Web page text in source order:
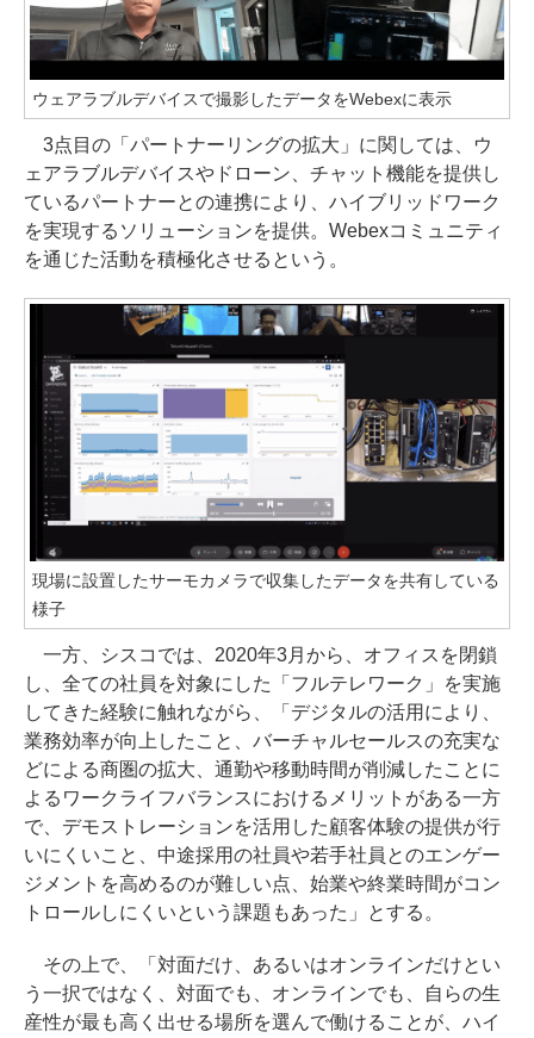
ウェアラブルデバイスで撮影したデータをWebexに表示
3点目の「パートナーリングの拡大」に関しては、ウ
ェアラブルデバイスやドローン、チャット機能を提供し
ているパートナーとの連携により、ハイブリッドワーク
を実現するソリューションを提供。Webexコミュニティ
を通じた活動を積極化させるという。
現場に設置したサーモカメラで収集したデータを共有している
様子
一方、シスコでは、2020年3月から、オフィスを閉鎖
し、全ての社員を対象にした「フルテレワーク」を実施
してきた経験に触れながら、「デジタルの活用により、
業務効率が向上したこと、バーチャルセールスの充実な
どによる商圏の拡大、通勤や移動時間が削減したことに
よるワークライフバランスにおけるメリットがある一方
で、デモストレーションを活用した顧客体験の提供が行
いにくいこと、中途採用の社員や若手社員とのエンゲー
ジメントを高めるのが難しい点、始業や終業時間がコン
トロールしにくいという課題もあった」とする。
その上で、「対面だけ、あるいはオンラインだけとい
う一択ではなく、対面でも、オンラインでも、自らの生
産性が最も高く出せる場所を選んで働けることが、ハイ